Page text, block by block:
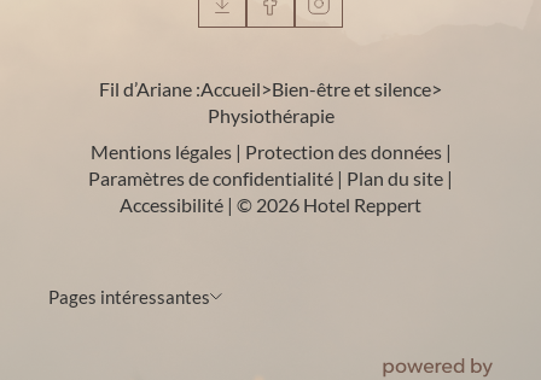
Fil d’Ariane :Accueil>Bien-être et silence>
Physiothérapie
Mentions légales | Protection des données |
Paramètres de confidentialité | Plan du site |
Accessibilité | © 2026 Hotel Reppert
Pages intéressantes